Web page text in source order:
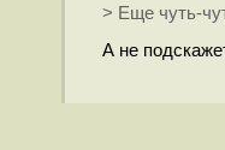
> Еще чуть-
А не